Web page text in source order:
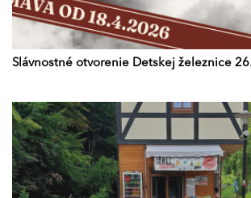
Slávnostné otvorenie Detskej železnice